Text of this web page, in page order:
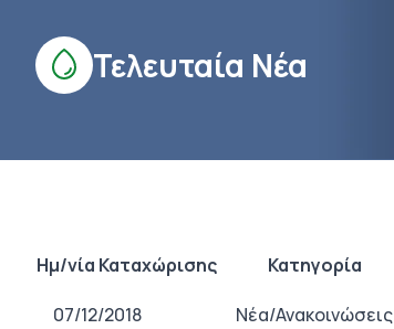
Τελευταία Νέα
Ημ/νία Καταχώρισης Κατηγορία
07/12/2018 Νέα/Ανακοινώσεις